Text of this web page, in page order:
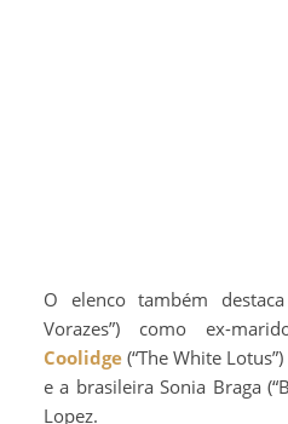
O elenco também destaca
Vorazes”) como ex-
Coolidge (“The White
e a brasileira Sonia Braga
Lopez.